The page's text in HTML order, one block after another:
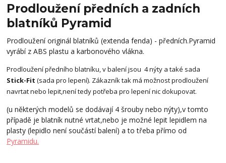
Prodloužení předních a zadních
blatníků Pyramid
Prodloužení originál blatníků (extenda fenda) - předních.Pyramid
vyrábí z ABS plastu a karbonového vlákna.
Prodloužení předního blatníku, v balení jsou 4 nýty a také sada
Stick-Fit (sada pro lepení). Zákazník tak má možnost prodloužení
navrtat nebo lepit,není tedy potřeba pro lepení nic dokupovat.
(u některých modelů se dodávají 4 šrouby nebo nýty),v tomto
případě je blatník nutné vrtat,nebo je možné lepit lepidlem na
plasty (lepidlo není součástí balení) a to třeba přímo od
Pyramidu.